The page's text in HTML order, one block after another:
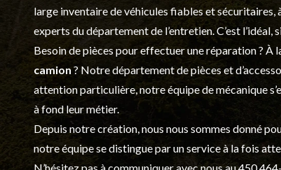
large inventaire de véhicules fiables et
experts du département de l’entretien. C’est
Besoin de pièces pour effectuer une réparation ? À
camion ? Notre département depièces et
attention particulière, notre équipe de mécanique
à fond leur métier.
Depuis notre création, nous nous sommes donné
notre équipe se distingue par un service à la fois